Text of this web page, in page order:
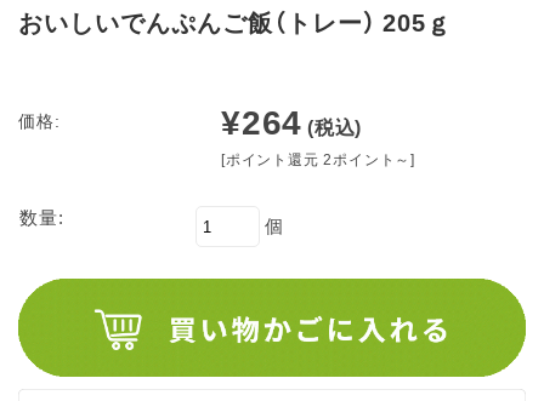
おいしいでんぷんご飯（トレー） 205ｇ
価格: ¥264 (税込)
[ポイント還元 2ポイント～]
数量: 個